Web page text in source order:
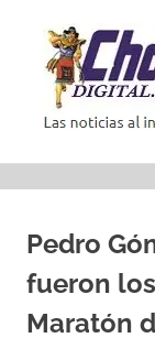
contenido
Pedro
fueron
Maratón